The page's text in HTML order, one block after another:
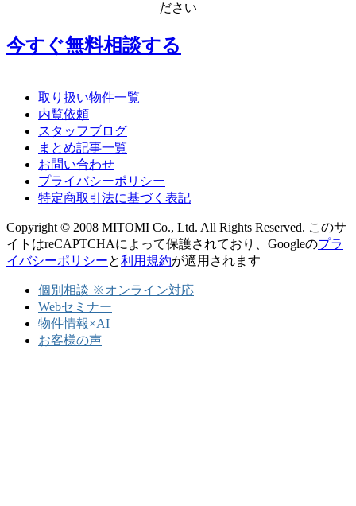
ださい
今すぐ無料相談する
取り扱い物件一覧
内覧依頼
スタッフブログ
まとめ記事一覧
お問い合わせ
プライバシーポリシー
特定商取引法に基づく表記
Copyright © 2008 MITOMI Co., Ltd. All Rights Reserved. このサ
イトはreCAPTCHAによって保護されており、Googleのプラ
イバシーポリシーと利用規約が適用されます
個別相談 ※オンライン対応
Webセミナー
物件情報×AI
お客様の声